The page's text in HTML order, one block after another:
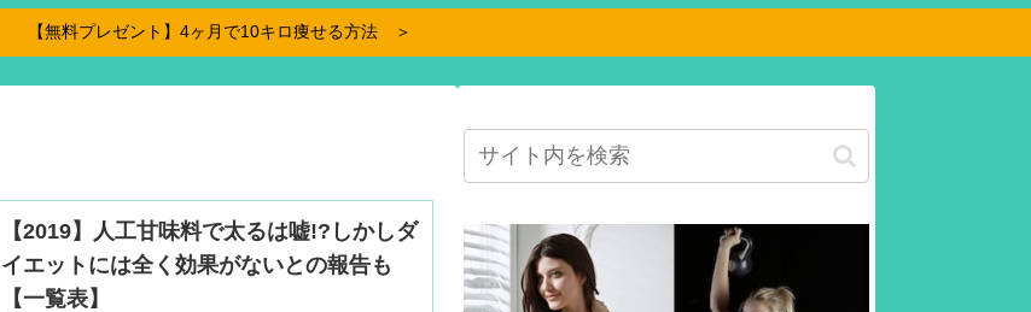
【無料プレゼント】4ヶ月で10キロ痩せる方法 ＞
【2019】人工甘味料で太るは嘘!?しかしダ
イエットには全く効果がないとの報告も
【一覧表】